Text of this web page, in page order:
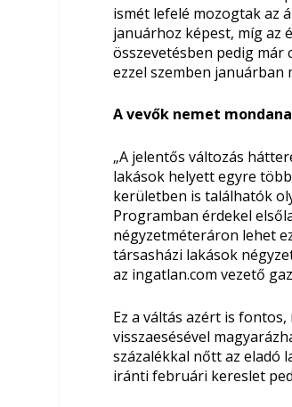
ismét lefelé mozogtak az
januárhoz képest, míg az
összevetésben pedig már
ezzel szemben januárban
A vevők nemet
„A jelentős változás
lakások helyett egyre
kerületben is találhatók
Programban érdekel
négyzetméteráron lehet
társasházi lakások
az ingatlan.com vezető
Ez a váltás azért is
visszaesésével
százalékkal nőtt az eladó
iránti februári kereslet